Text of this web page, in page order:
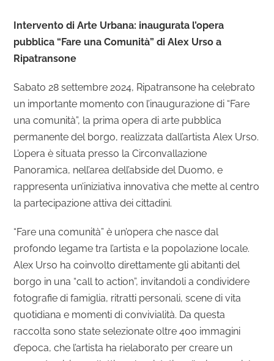
Intervento di Arte Urbana: inaugurata l’opera
pubblica “Fare una Comunità” di Alex Urso a
Ripatransone
Sabato 28 settembre 2024, Ripatransone ha celebrato
un importante momento con l’inaugurazione di “Fare
una comunità”, la prima opera di arte pubblica
permanente del borgo, realizzata dall’artista Alex Urso.
L’opera è situata presso la Circonvallazione
Panoramica, nell’area dell’abside del Duomo, e
rappresenta un’iniziativa innovativa che mette al centro
la partecipazione attiva dei cittadini.
“Fare una comunità” è un’opera che nasce dal
profondo legame tra l’artista e la popolazione locale.
Alex Urso ha coinvolto direttamente gli abitanti del
borgo in una “call to action”, invitandoli a condividere
fotografie di famiglia, ritratti personali, scene di vita
quotidiana e momenti di convivialità. Da questa
raccolta sono state selezionate oltre 400 immagini
d’epoca, che l’artista ha rielaborato per creare un